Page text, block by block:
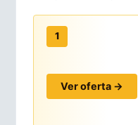
1
Ver oferta →